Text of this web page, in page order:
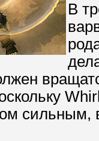
В
сильным,